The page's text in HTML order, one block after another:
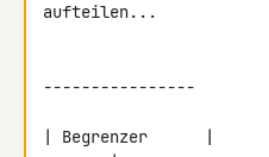
aufteilen...
----------------
| Begrenzer      |